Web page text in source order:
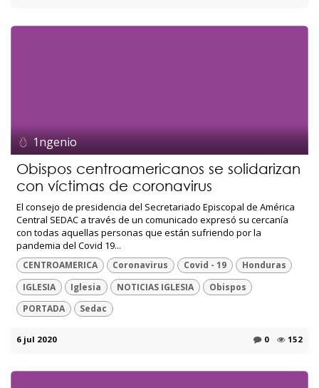
1ngenio
Obispos centroamericanos se solidarizan
con víctimas de coronavirus
El consejo de presidencia del Secretariado Episcopal de América
Central SEDAC a través de un comunicado expresó su cercanía
con todas aquellas personas que están sufriendo por la
pandemia del Covid 19...
CENTROAMERICA Coronavirus Covid - 19
Honduras
IGLESIA
Iglesia NOTICIAS IGLESIA
Obispos
PORTADA
Sedac
6 jul 2020 0 152